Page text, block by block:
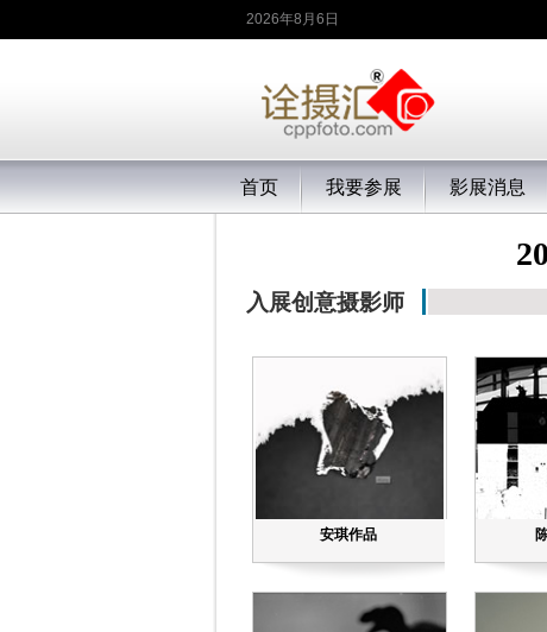
2026年8月6日
首页 我要参展 影展消息
入展创意摄影师
安琪作品